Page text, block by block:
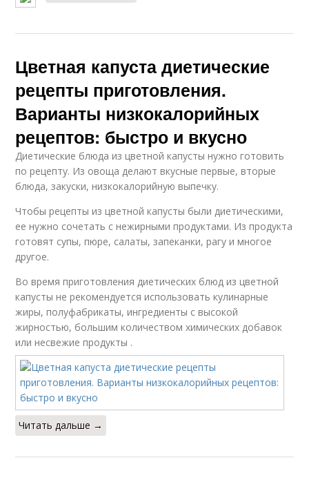
Цветная капуста диетические
рецепты приготовления.
Варианты низкокалорийных
рецептов: быстро и вкусно
Диетические блюда из цветной капусты нужно готовить
по рецепту. Из овоща делают вкусные первые, вторые
блюда, закуски, низкокалорийную выпечку.
Чтобы рецепты из цветной капусты были диетическими,
ее нужно сочетать с нежирными продуктами. Из продукта
готовят супы, пюре, салаты, запеканки, рагу и многое
другое.
Во время приготовления диетических блюд из цветной
капусты не рекомендуется использовать кулинарные
жиры, полуфабрикаты, ингредиенты с высокой
жирностью, большим количеством химических добавок
или несвежие продукты .
Читать дальше →